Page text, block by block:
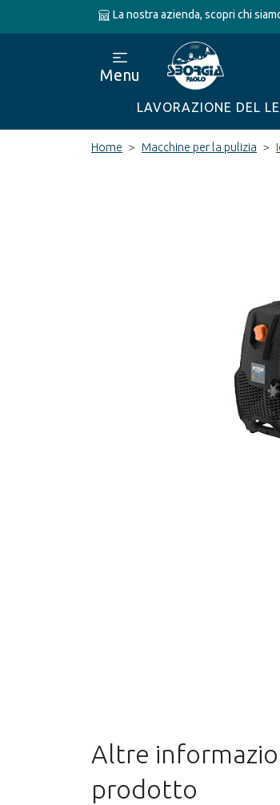
La nostra azienda, scopri chi
Menu
LAVORAZIONE DEL
Home Macchine per la pulizia
Altre
prodotto